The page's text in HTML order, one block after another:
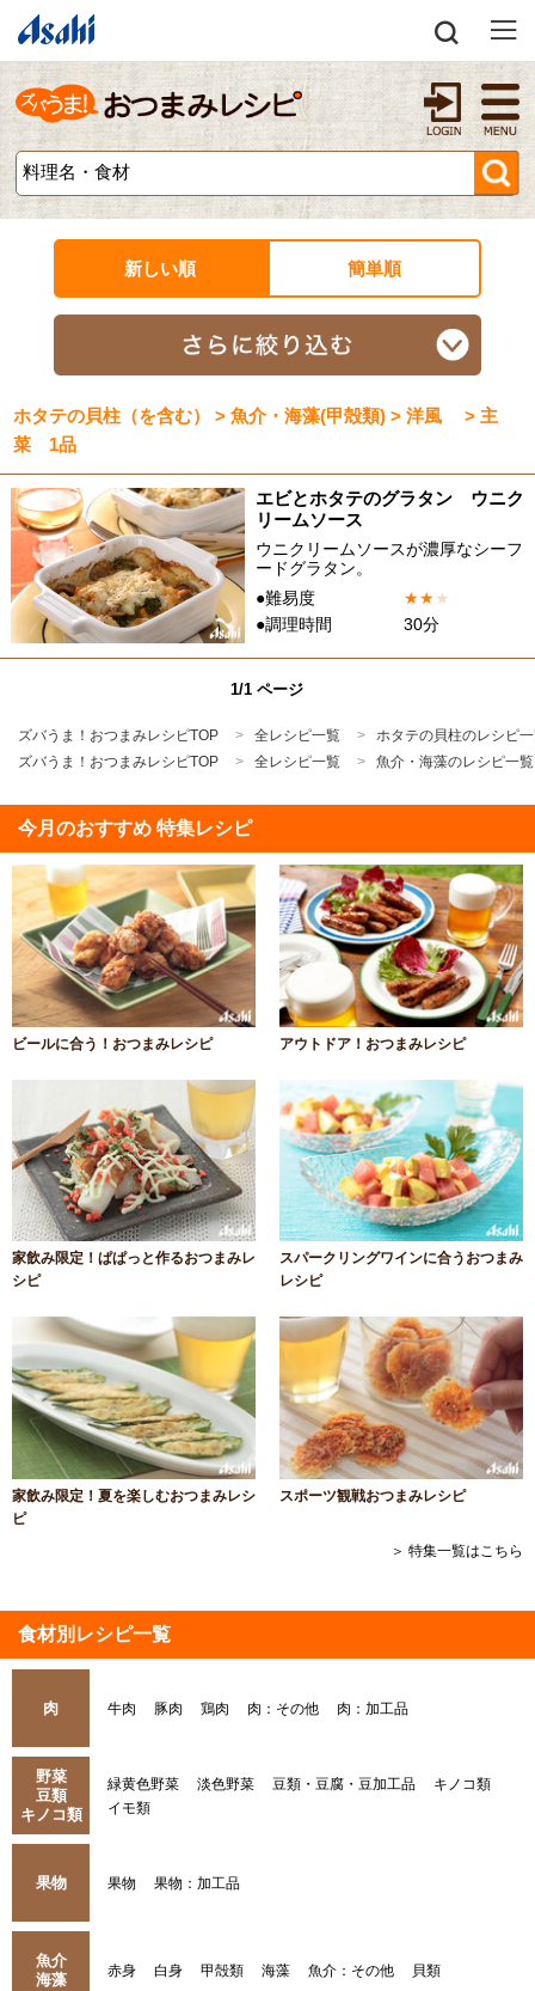
新しい順 簡単順
ホタテの貝柱（を含む） > 魚介・海藻(甲殻類) > 洋風 > 主
菜 1品
エビとホタテのグラタン ウニク
リームソース
ウニクリームソースが濃厚なシーフ
ードグラタン。
●難易度
★★★
●調理時間
30分
1/1 ページ
ズバうま！おつまみレシピTOP 全レシピ一覧
ホタテの貝柱のレシピ
ズバうま！おつまみレシピTOP
全レシピ一覧 魚介・海藻のレシピ一覧
今月のおすすめ 特集レシピ
ビールに合う！おつまみレシピ アウトドア！おつまみレシピ
家飲み限定！ぱぱっと作るおつまみレ
シピ
スパークリングワインに合うおつまみ
レシピ
家飲み限定！夏を楽しむおつまみレシ
ピ
スポーツ観戦おつまみレシピ
＞ 特集一覧はこちら
食材別レシピ一覧
肉 牛肉 豚肉 鶏肉 肉：その他 肉：加工品
野菜
豆類
キノコ類
緑黄色野菜 淡色野菜 豆類・豆腐・豆加工品
キノコ類
イモ類
果物 果物 果物：加工品
魚介
海藻
赤身 白身 甲殻類 海藻 魚介：その他 貝類